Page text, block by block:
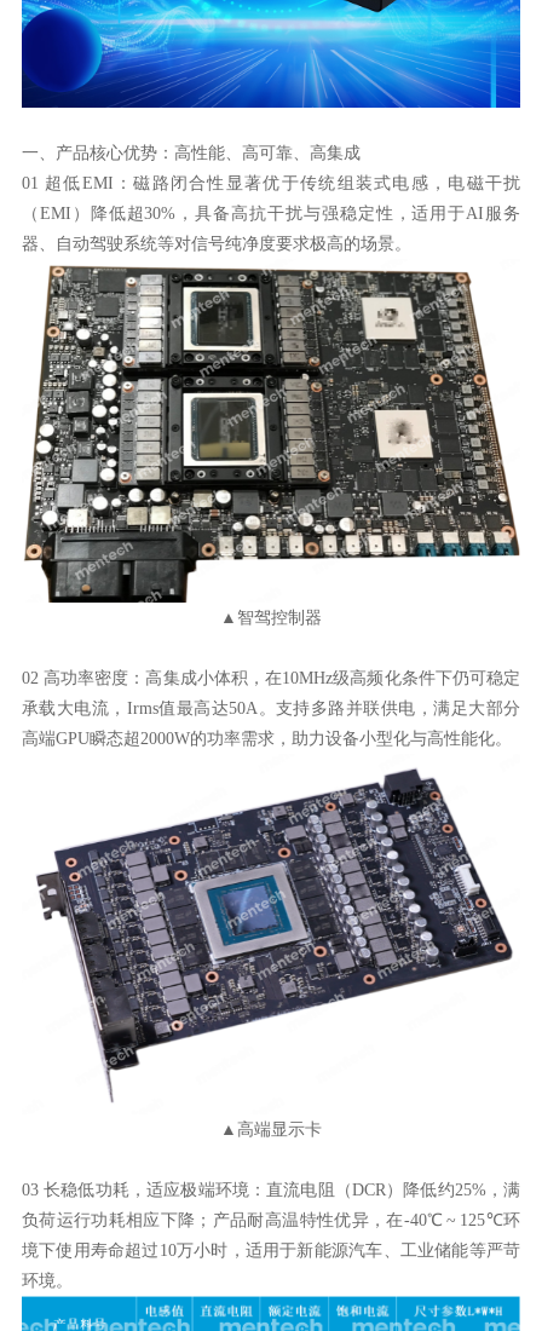
一、产品核心优势：高性能、高可靠、高集成
器、自动驾驶系统等对信号纯净度要求极高的场景。
▲智驾控制器
高端GPU瞬态超2000W的功率需求，助力设备小型化与高性能化。
▲高端显示卡
环境。